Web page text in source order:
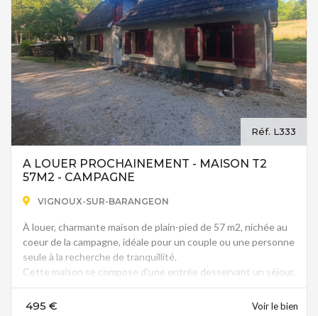
Réf. L333
A LOUER PROCHAINEMENT - MAISON T2
57M2 - CAMPAGNE
VIGNOUX-SUR-BARANGEON
À louer, charmante maison de plain-pied de 57 m2, nichée au
coeur de la campagne, idéale pour un couple ou une personne
seule à la recherche de tranquillité.
Cette maison se compose d'une entrée desservant un séjour,
une chambre, une cuisine lumineuse avec un coin repas, d'une
salle d'eau fonctionnelle et de WC séparés.
495 € Voir le bien